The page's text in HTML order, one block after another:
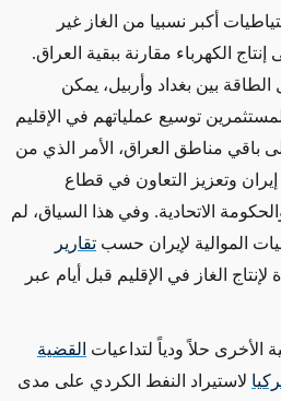
أكبر نسبيا من الغاز غير
الكهرباء مقارنة ببقية العراق.
بين بغداد وأربيل، يمكن
توسيع عملياتهم في الإقليم
إلى باقي مناطق العراق، الأمر الذي من
وتعزيز التعاون في قطاع
الاتحادية. وفي هذا السياق، لم
الموالية لإيران حسب تقارير
الغاز في الإقليم قبل أيام عبر
الأخرى حلاً ودياً لتداعيات القضية
لاستيراد النفط الكردي على مدى